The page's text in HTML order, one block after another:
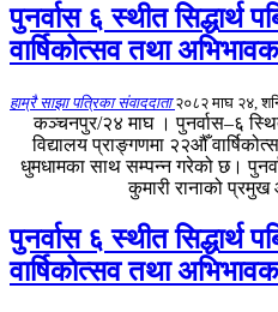
पुनर्वास ६ स्थीत
वार्षिकोत्सव तथा
हाम्रै साझा पत्रिका संवाददाता२०८२ माघ २४,
कञ्चनपुर/२४ माघ । पुनर्वास–६
विद्यालय प्राङ्गणमा २२औँ
धुमधामका साथ सम्पन्न गरेको छ।
कुमारी रानाको
पुनर्वास ६ स्थीत
वार्षिकोत्सव तथा